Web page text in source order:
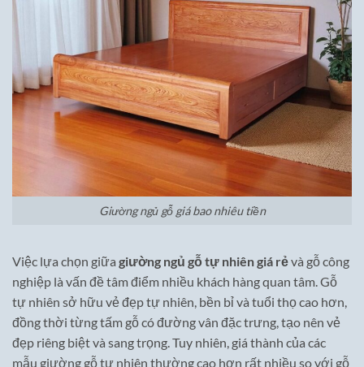
Giường ngủ gỗ giá bao nhiêu tiền
Việc lựa chọn giữa giường ngủ gỗ tự nhiên giá rẻvà gỗ công
nghiệp là vấn đề tâm điểm nhiều khách hàng quan tâm. Gỗ
tự nhiên sở hữu vẻ đẹp tự nhiên, bền bỉ và tuổi thọ cao hơn,
đồng thời từng tấm gỗ có đường vân đặc trưng, tạo nên vẻ
đẹp riêng biệt và sang trọng. Tuy nhiên, giá thành của các
mẫu giường gỗ tự nhiên thường cao hơn rất nhiều so với gỗ